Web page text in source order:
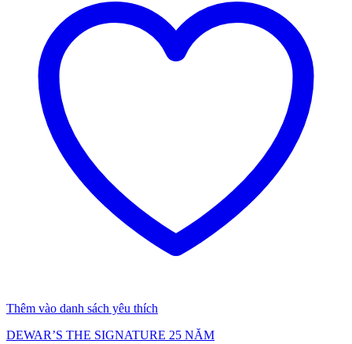
Thêm vào danh sách yêu thích
DEWAR’S THE SIGNATURE 25 NĂM